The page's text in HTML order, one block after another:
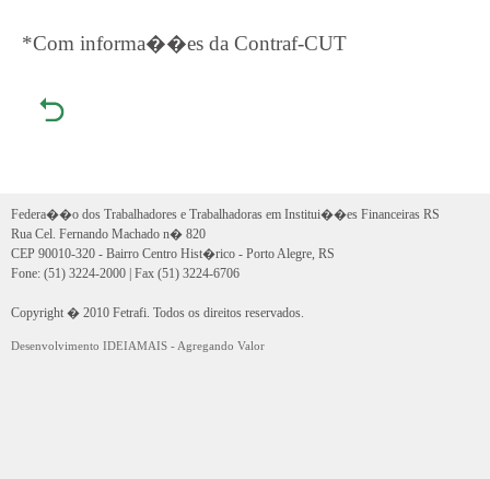
*Com informa��es da Contraf-CUT
Federa��o dos Trabalhadores e Trabalhadoras em Institui��es Financeiras RS
Rua Cel. Fernando Machado n� 820
CEP 90010-320 - Bairro Centro Hist�rico - Porto Alegre, RS
Fone: (51) 3224-2000 | Fax (51) 3224-6706
Copyright � 2010 Fetrafi. Todos os direitos reservados.
Desenvolvimento IDEIAMAIS - Agregando Valor